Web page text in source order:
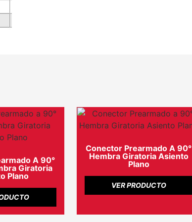
A 90°
Giratoria
Plano
Conector Prearmado A 90°
Hembra Giratoria Asiento
Plano
VER PRODUCTO